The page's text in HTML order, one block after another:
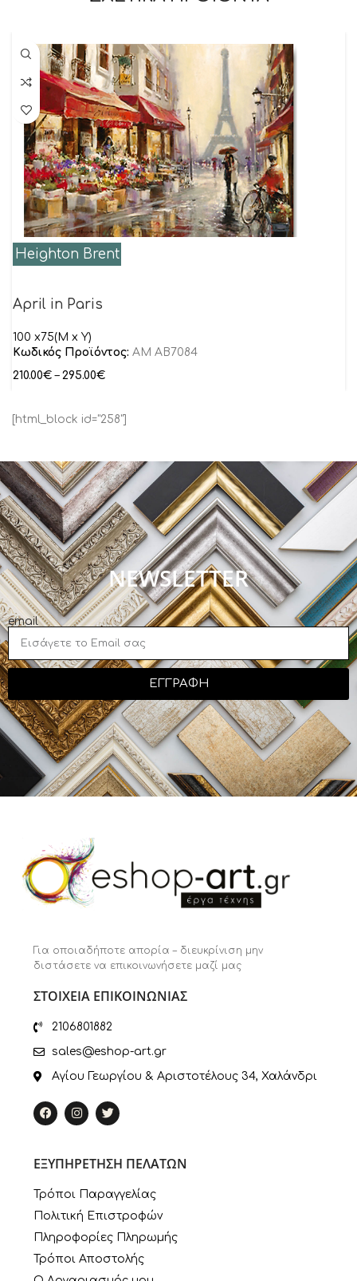
Heighton Brent
April in Paris
100 x75(M x Y)
Κωδικός Προϊόντος: AM AB7084
210.00€ – 295.00€
[html_block id="258"]
NEWSLETTER
email
ΕΓΓΡΑΦΗ
Για οποιαδήποτε απορία – διευκρίνιση μην
διστάσετε να επικοινωνήσετε μαζί μας
ΣΤΟΙΧΕΙΑ ΕΠΙΚΟΙΝΩΝΙΑΣ
2106801882
sales@eshop-art.gr
Αγίου Γεωργίου & Αριστοτέλους 34, Χαλάνδρι
ΕΞΥΠΗΡΕΤΗΣΗ ΠΕΛΑΤΩΝ
Τρόποι Παραγγελίας
Πολιτική Επιστροφών
Πληροφορίες Πληρωμής
Τρόποι Αποστολής